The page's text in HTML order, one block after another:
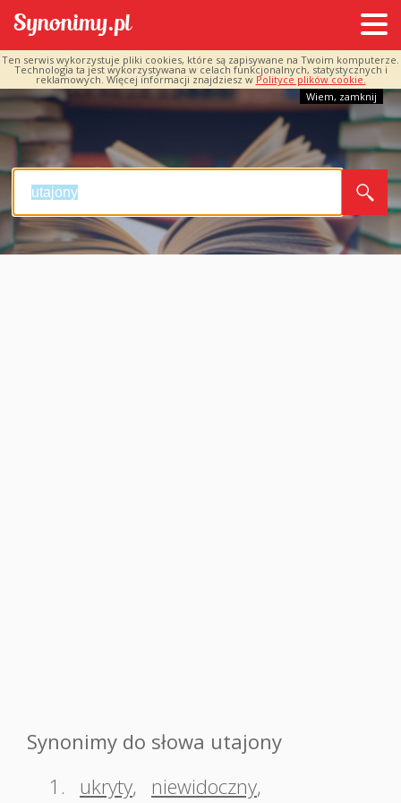
Ten serwis wykorzystuje pliki cookies, które są zapisywane na Twoim komputerze.
Technologia ta jest wykorzystywana w celach funkcjonalnych, statystycznych i
reklamowych. Więcej informacji znajdziesz w Polityce plików cookie.
Wiem, zamknij
Synonimy do słowa utajony
1.
ukryty, niewidoczny,